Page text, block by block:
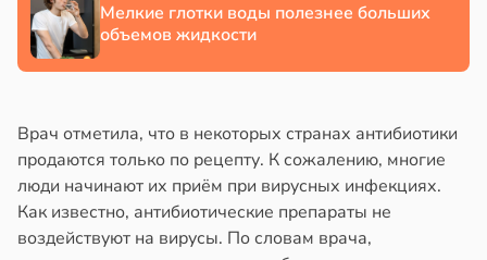
Мелкие глотки воды полезнее больших
объемов жидкости
Врач отметила, что в некоторых странах антибиотики
продаются только по рецепту. К сожалению, многие
люди начинают их приём при вирусных инфекциях.
Как известно, антибиотические препараты не
воздействуют на вирусы. По словам врача,